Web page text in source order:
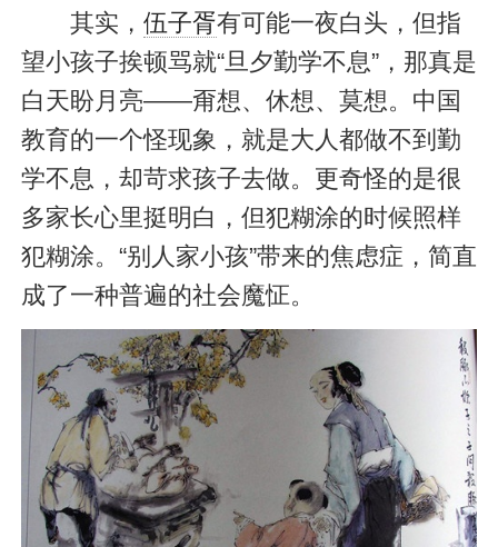
其实， 伍子胥有可能一夜白头，但指
望小孩子挨顿骂就“旦夕勤学不息”，那真是
白天盼月亮——甭想、休想、莫想。中国
教育的一个怪现象，就是大人都做不到勤
学不息，却苛求孩子去做。更奇怪的是很
多家长心里挺明白，但犯糊涂的时候照样
犯糊涂。“别人家小孩”带来的焦虑症，简直
成了一种普遍的社会魔怔。